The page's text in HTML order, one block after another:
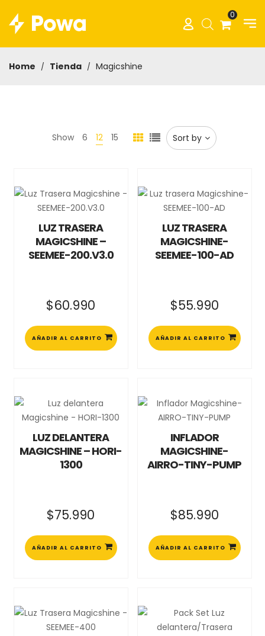
0
Home / Tienda / Magicshine
Show 6 12 15 Sort by
LUZ TRASERA
MAGICSHINE –
SEEMEE-200.V3.0
$60.990
AÑADIR AL CARRITO
LUZ TRASERA
MAGICSHINE-
SEEMEE-100-AD
$55.990
AÑADIR AL CARRITO
LUZ DELANTERA
MAGICSHINE – HORI-
1300
$75.990
AÑADIR AL CARRITO
INFLADOR
MAGICSHINE-
AIRRO-TINY-PUMP
$85.990
AÑADIR AL CARRITO